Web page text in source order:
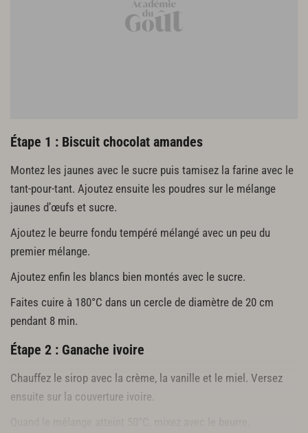
Mousse chocolat noir
Étape 1 : Biscuit chocolat amandes
Montez les jaunes avec le sucre puis tamisez la farine avec le
tant-pour-tant. Ajoutez ensuite les poudres sur le mélange
jaunes d’œufs et sucre.
Ajoutez le beurre fondu tempéré mélangé avec un peu du
premier mélange.
Ajoutez enfin les blancs bien montés avec le sucre.
Faites cuire à 180°C dans un cercle de diamètre de 20 cm
pendant 8 min.
Étape 2 : Ganache ivoire
Chauffez le sirop avec la crème, la vanille et le miel. Versez
ensuite sur la couverture ivoire.